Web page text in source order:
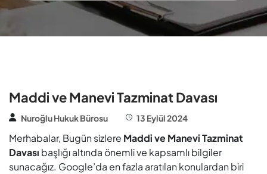
Maddi ve Manevi Tazminat Davası
Nuroğlu Hukuk Bürosu 13 Eylül 2024
Merhabalar, Bugün sizlere Maddi ve Manevi Tazminat
Davası başlığı altında önemli ve kapsamlı bilgiler
sunacağız. Google’da en fazla aratılan konulardan biri